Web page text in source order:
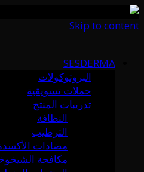
Skip to content
SESDERMA
البروتوكولات
حملات تسويقية
تدريبات المنتج
النظافة
الترطيب
مضادات
مكافحة